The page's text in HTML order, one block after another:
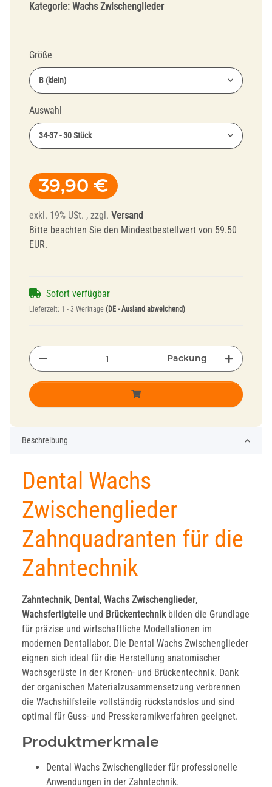
Kategorie: Wachs Zwischenglieder
Größe
B (klein)
Auswahl
34-37 - 30 Stück
39,90 €
exkl. 19% USt. , zzgl. Versand
Bitte beachten Sie den Mindestbestellwert von 59.50
EUR.
Sofort verfügbar
Lieferzeit: 1 - 3 Werktage (DE - Ausland abweichend)
Packung
Beschreibung
Dental Wachs
Zwischenglieder
Zahnquadranten für die
Zahntechnik
Zahntechnik, Dental , Wachs Zwischenglieder,
Wachsfertigteile und Brückentechnikbilden die Grundlage
für präzise und wirtschaftliche Modellationen im
modernen Dentallabor. Die Dental Wachs Zwischenglieder
eignen sich ideal für die Herstellung anatomischer
Wachsgerüste in der Kronen- und Brückentechnik. Dank
der organischen Materialzusammensetzung verbrennen
die Wachshilfsteile vollständig rückstandslos und sind
optimal für Guss- und Presskeramikverfahren geeignet.
Produktmerkmale
Dental Wachs Zwischenglieder für professionelle
Anwendungen in der Zahntechnik.